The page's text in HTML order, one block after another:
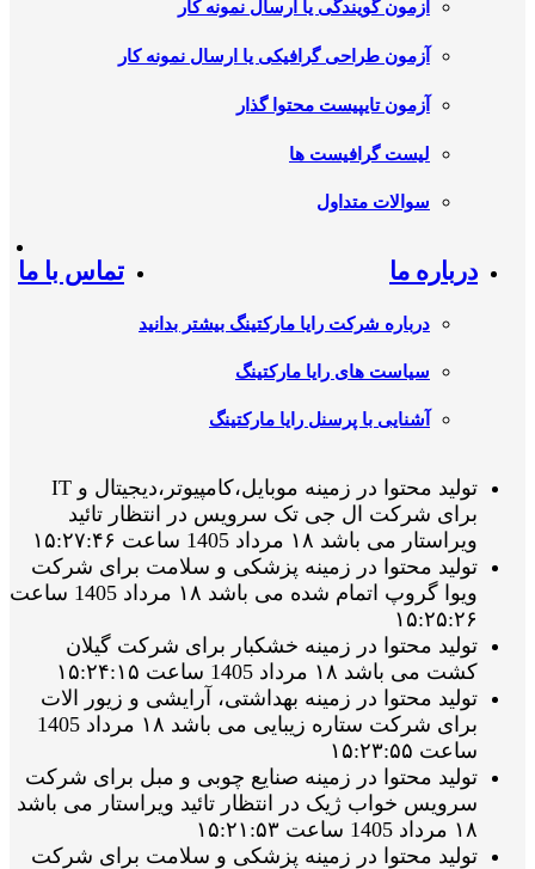
آزمون گویندگی یا ارسال نمونه کار
آزمون طراحی گرافیکی یا ارسال نمونه کار
آزمون تایپیست محتوا گذار
لیست گرافیست ها
سوالات متداول
درباره ما
درباره شرکت رایا مارکتینگ بیشتر بدانید
سیاست های رایا مارکتینگ
آشنایی با پرسنل رایا مارکتینگ
تماس با ما
تولید محتوا در زمینه موبایل،کامپیوتر،دیجیتال و IT
برای شرکت ال جی تک سرویس در انتظار تائید
ویراستار می باشد ۱۸ مرداد 1405 ساعت ۱۵:۲۷:۴۶
تولید محتوا در زمینه پزشکی و سلامت برای شرکت
ویوا گروپ اتمام شده می باشد ۱۸ مرداد 1405 ساعت
۱۵:۲۵:۲۶
تولید محتوا در زمینه خشکبار برای شرکت گیلان
کشت می باشد ۱۸ مرداد 1405 ساعت ۱۵:۲۴:۱۵
تولید محتوا در زمینه بهداشتی، آرایشی و زیور الات
برای شرکت ستاره زیبایی می باشد ۱۸ مرداد 1405
ساعت ۱۵:۲۳:۵۵
تولید محتوا در زمینه صنایع چوبی و مبل برای شرکت
سرویس خواب ژیک در انتظار تائید ویراستار می باشد
۱۸ مرداد 1405 ساعت ۱۵:۲۱:۵۳
تولید محتوا در زمینه پزشکی و سلامت برای شرکت